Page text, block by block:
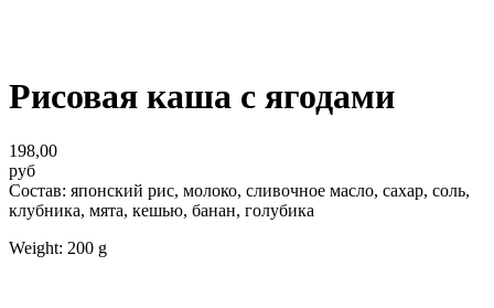
Рисовая каша с ягодами
198,00
руб
Состав: японский рис, молоко, сливочное масло, сахар, соль,
клубника, мята, кешью, банан, голубика
Weight: 200 g